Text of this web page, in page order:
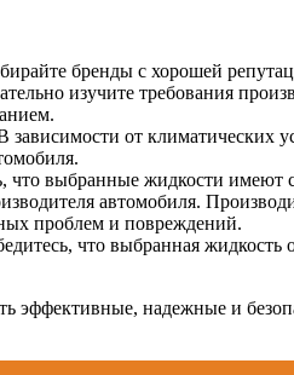
бренды с хорошей
изучите требования
от
что выбранные жидкости
автомобиля.
проблем и повреждений.
что выбранная
эффективные, надежные и